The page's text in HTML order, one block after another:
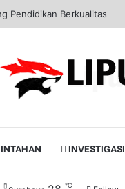
Pendidikan Berkualitas
INVESTIGASI
℃